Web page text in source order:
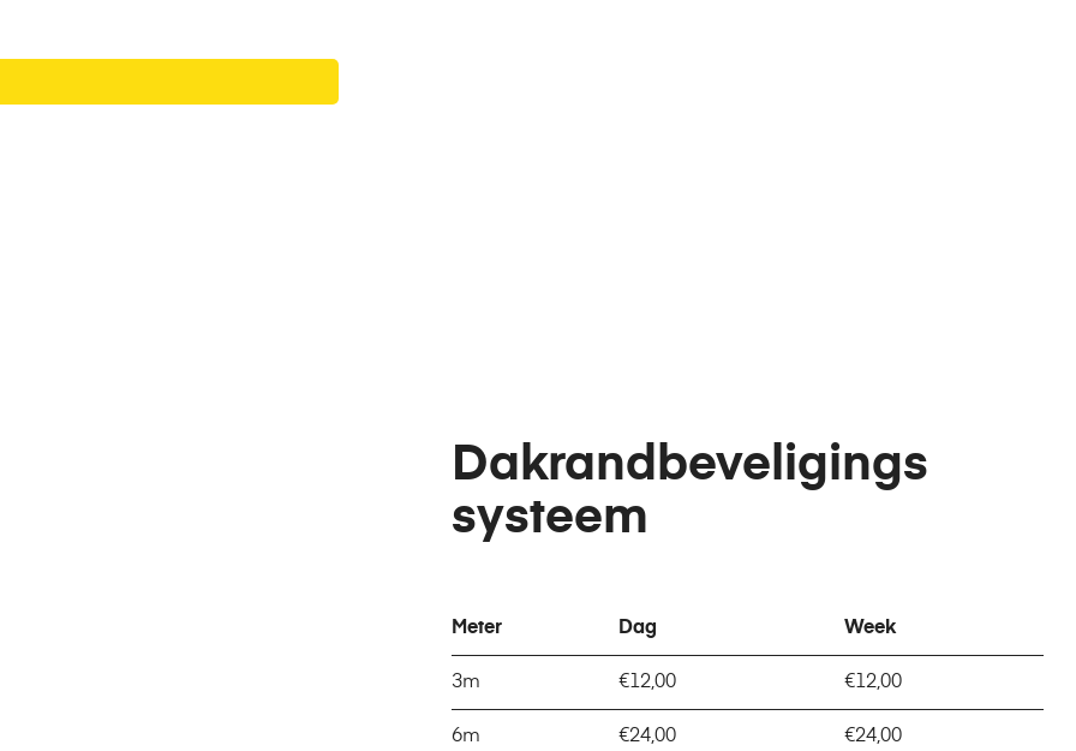
Dakrandbeveligings
systeem
Meter Dag Week
3m €12,00 €12,00
6m €24,00 €24,00